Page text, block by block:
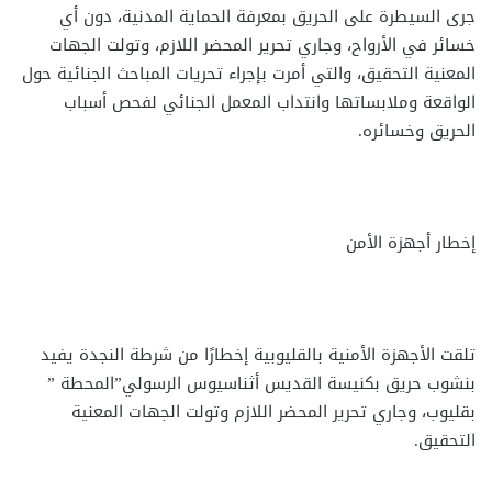
جرى السيطرة على الحريق بمعرفة الحماية المدنية، دون أي
خسائر في الأرواح، وجاري تحرير المحضر اللازم، وتولت الجهات
المعنية التحقيق، والتي أمرت بإجراء تحريات المباحث الجنائية حول
الواقعة وملابساتها وانتداب المعمل الجنائي لفحص أسباب
الحريق وخسائره.
إخطار أجهزة الأمن
تلقت الأجهزة الأمنية بالقليوبية إخطارًا من شرطة النجدة يفيد
بنشوب حريق بكنيسة القديس أثناسيوس الرسولي”المحطة ”
بقليوب، وجاري تحرير المحضر اللازم وتولت الجهات المعنية
التحقيق.